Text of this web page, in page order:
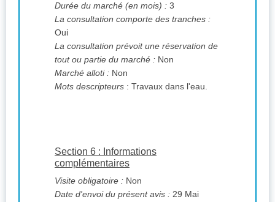
Durée du marché (en mois) : 3
La consultation comporte des tranches :
Oui
La consultation prévoit une réservation de
tout ou partie du marché : Non
Marché alloti : Non
Mots descripteurs : Travaux dans l'eau.
Section 6 : Informations
complémentaires
Visite obligatoire : Non
Date d'envoi du présent avis : 29 Mai